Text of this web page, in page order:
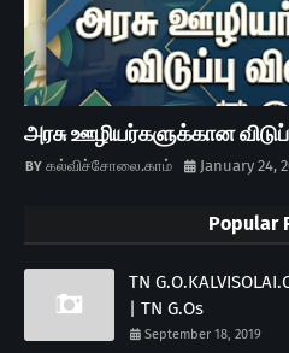
அரசு ஊழியர்களுக்கான
கல்விச்சோலை.காம் January 24,
Popular
TN
| TN G.Os
September 18, 2019